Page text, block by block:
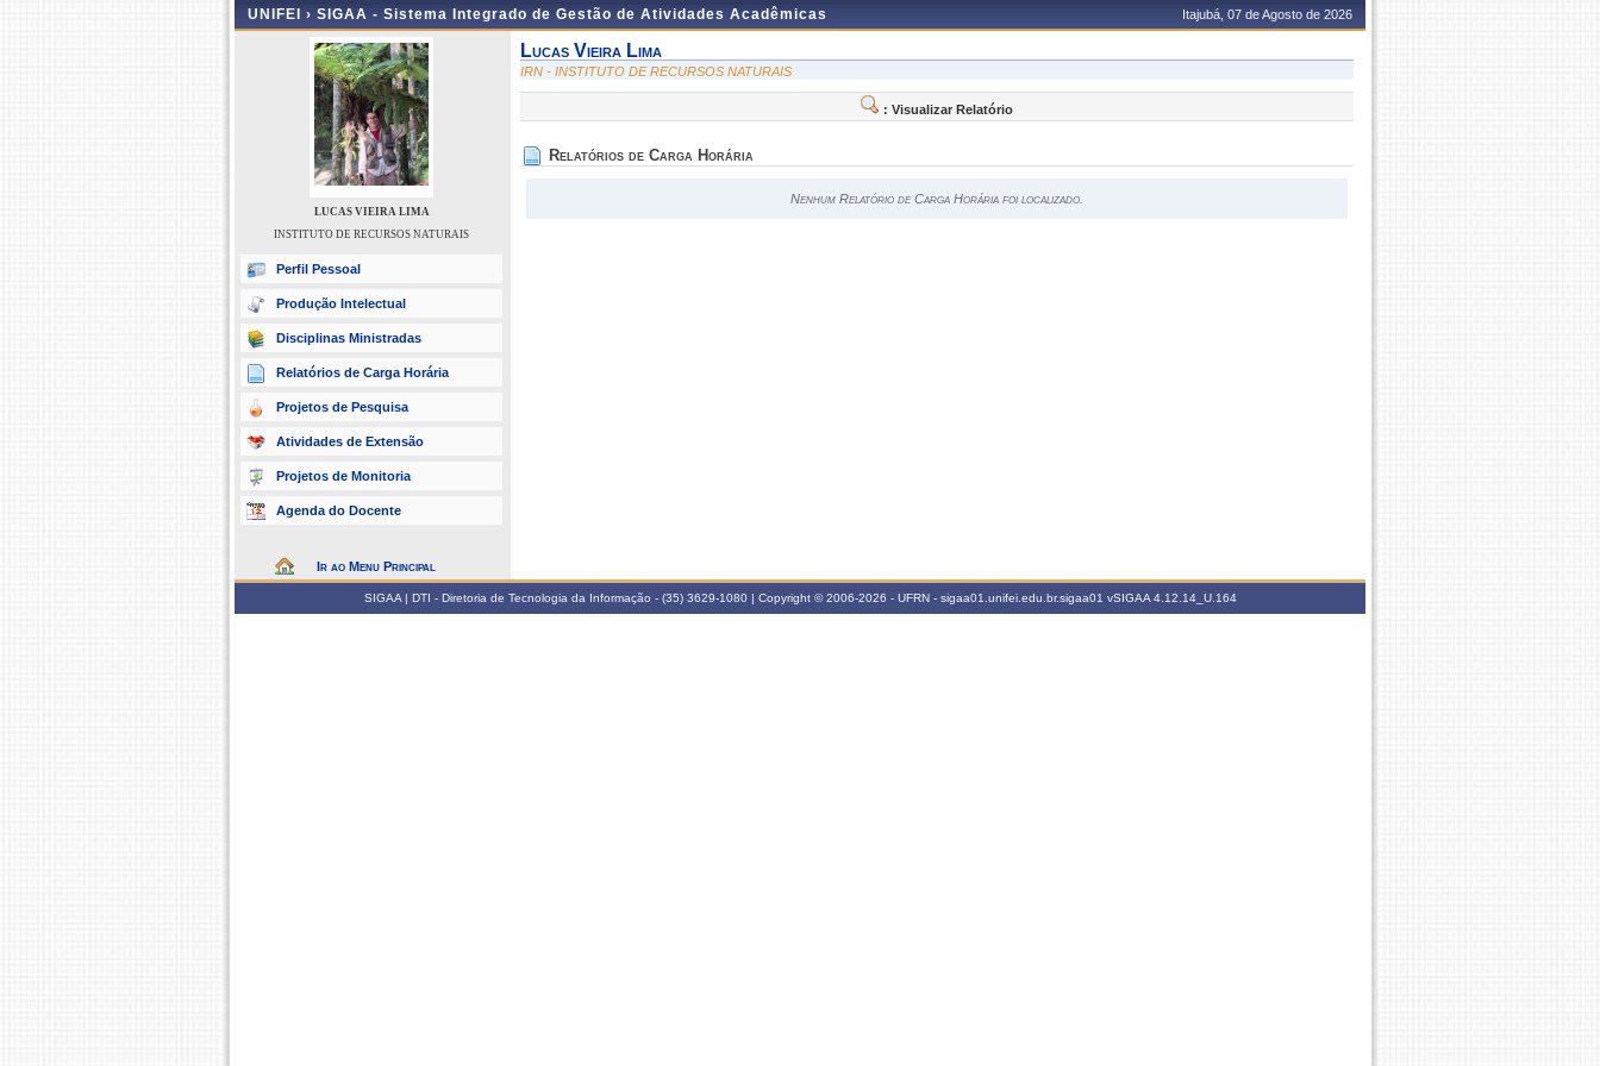
UNIFEI › SIGAA - Sistema Integrado de Gestão de Atividades Acadêmicas Itajubá, 07 de Agosto de 2026
LUCAS VIEIRA LIMA
INSTITUTO DE RECURSOS NATURAIS
Perfil Pessoal
Produção Intelectual
Disciplinas Ministradas
Relatórios de Carga Horária
Projetos de Pesquisa
Atividades de Extensão
Projetos de Monitoria
Agenda do Docente
Ir ao Menu Principal
Lucas Vieira Lima
IRN - INSTITUTO DE RECURSOS NATURAIS
: Visualizar Relatório
Relatórios de Carga Horária
Nenhum Relatório de Carga Horária foi localizado.
SIGAA | DTI - Diretoria de Tecnologia da Informação - (35) 3629-1080 | Copyright © 2006-2026 - UFRN - sigaa01.unifei.edu.br.sigaa01 vSIGAA 4.12.14_U.164